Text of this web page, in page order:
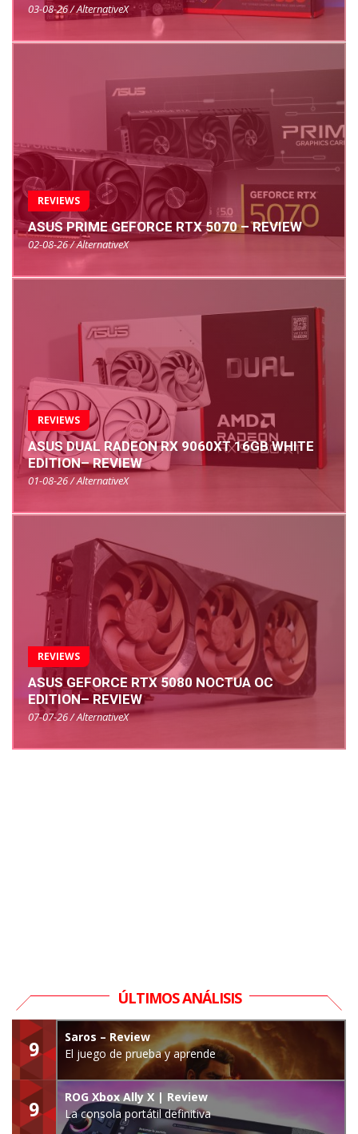
03-08-26 / AlternativeX
REVIEWS
ASUS PRIME GEFORCE RTX 5070 – REVIEW
02-08-26 / AlternativeX
REVIEWS
ASUS DUAL RADEON RX 9060XT 16GB WHITE
EDITION– REVIEW
01-08-26 / AlternativeX
REVIEWS
ASUS GEFORCE RTX 5080 NOCTUA OC
EDITION– REVIEW
07-07-26 / AlternativeX
ÚLTIMOS ANÁLISIS
9
Saros – Review
El juego de prueba y aprende
9
ROG Xbox Ally X | Review
La consola portátil definitiva